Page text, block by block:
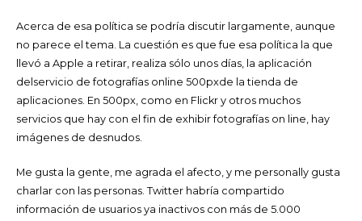
Acerca de esa política se podría discutir largamente, aunque
no parece el tema. La cuestión es que fue esa política la que
llevó a Apple a retirar, realiza sólo unos días, la aplicación
delservicio de fotografías online 500pxde la tienda de
aplicaciones. En 500px, como en Flickr y otros muchos
servicios que hay con el fin de exhibir fotografías on line, hay
imágenes de desnudos.
Me gusta la gente, me agrada el afecto, y me personally gusta
charlar con las personas. Twitter habría compartido
información de usuarios ya inactivos con más de 5.000